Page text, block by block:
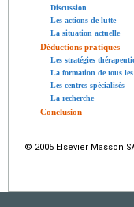
Discussion
Les actions de lutte
La situation actuelle
Déductions pratiques
Les stratégies
La formation de tous les
Les centres spécialisés
La recherche
Conclusion
© 2005 Elsevier Masson